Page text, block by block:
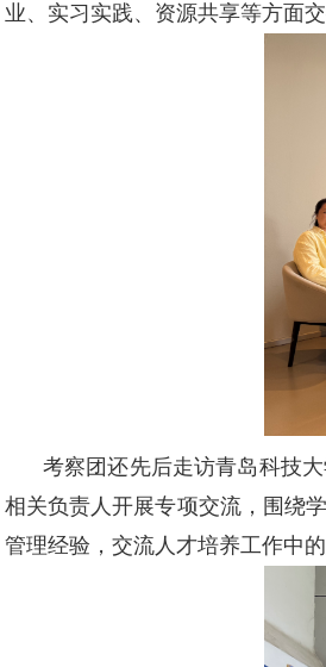
业、实习实践、资源共享等方面
考察团还先后走访青岛科技
相关负责人开展专项交流，围绕
管理经验，交流人才培养工作中